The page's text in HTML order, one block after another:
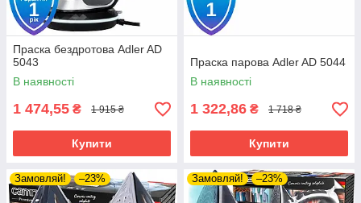
Праска бездротова Adler AD
5043
В наявності
1 474,55 ₴ 1 915 ₴
Купити
Праска парова Adler AD 5044
В наявності
1 322,86 ₴ 1 718 ₴
Купити
Замовляй! –23% Замовляй! –23%